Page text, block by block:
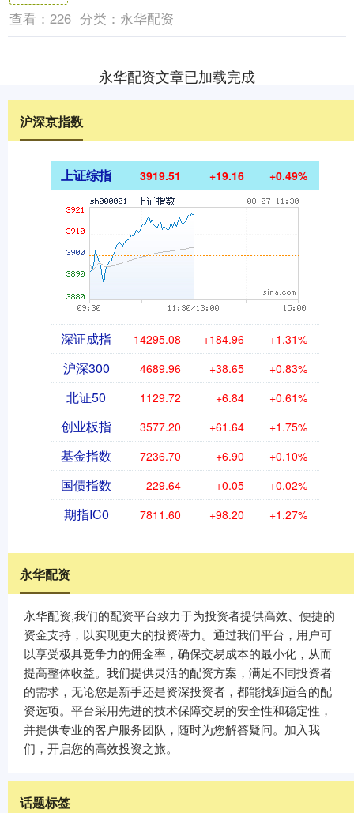
查看： 226 分类： 永华配资
永华配资文章已加载完成
沪深京指数
上证综指 3919.51 +19.16 +0.49%
深证成指 14295.08 +184.96 +1.31%
沪深300 4689.96 +38.65 +0.83%
北证50 1129.72 +6.84 +0.61%
创业板指 3577.20 +61.64 +1.75%
基金指数 7236.70 +6.90 +0.10%
国债指数 229.64 +0.05 +0.02%
期指IC0 7811.60 +98.20 +1.27%
永华配资
永华配资,我们的配资平台致力于为投资者提供高效、便捷的
资金支持，以实现更大的投资潜力。通过我们平台，用户可
以享受极具竞争力的佣金率，确保交易成本的最小化，从而
提高整体收益。我们提供灵活的配资方案，满足不同投资者
的需求，无论您是新手还是资深投资者，都能找到适合的配
资选项。平台采用先进的技术保障交易的安全性和稳定性，
并提供专业的客户服务团队，随时为您解答疑问。加入我
们，开启您的高效投资之旅。
话题标签